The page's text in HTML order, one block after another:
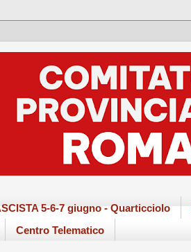
5-6-7 giugno - Quarticciolo
Centro Telematico